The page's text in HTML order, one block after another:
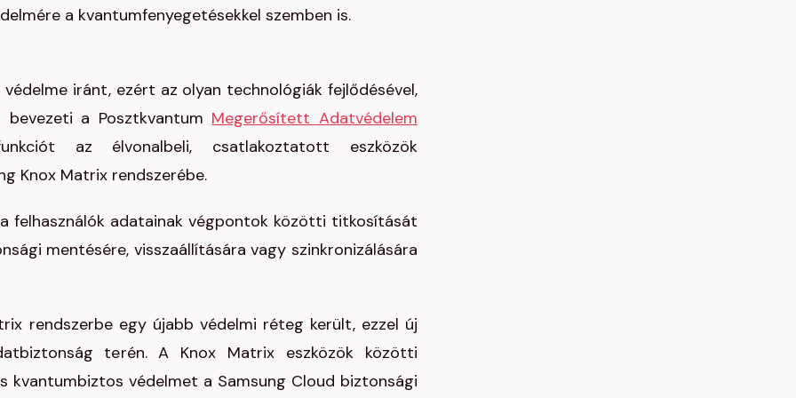
a kvantumfenyegetésekkel szemben is.
iránt, ezért az olyan technológiák fejlődésével,
a Posztkvantum Megerősített Adatvédelem
az élvonalbeli, csatlakoztatott eszközök
Knox Matrix rendszerébe.
felhasználók adatainak végpontok közötti titkosítását
mentésére, visszaállítására vagy szinkronizálására
rendszerbe egy újabb védelmi réteg került, ezzel új
terén. A Knox Matrix eszközök közötti
védelmet a Samsung Cloud biztonsági